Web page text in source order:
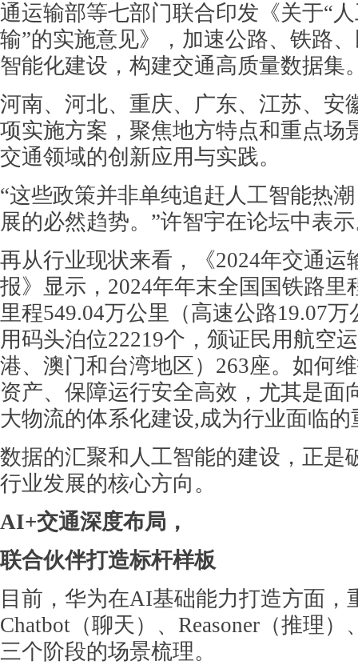
通运输部等七部门联合印发《关于“
输”的实施意见》，加速公路、铁路
智能化建设，构建交通高质量数据集
河南、河北、重庆、广东、江苏、安
项实施方案，聚焦地方特点和重点场
交通领域的创新应用与实践。
“这些政策并非单纯追赶人工智能热
展的必然趋势。”许智宇在论坛中表
再从行业现状来看，《2024年交通运
报》显示，2024年年末全国国铁路里
里程549.04万公里（高速公路19.07
用码头泊位22219个，颁证民用航空
港、澳门和台湾地区）263座。如何
资产、保障运行安全高效，尤其是面
大物流的体系化建设,成为行业面临的
数据的汇聚和人工智能的建设，正是
行业发展的核心方向。
AI+交通深度布局，
联合伙伴打造标杆样板
目前，华为在AI基础能力打造方面，
Chatbot（聊天）、Reasoner（推理
三个阶段的场景梳理。